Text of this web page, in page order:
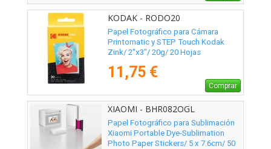
KODAK - RODO20
Papel Fotográfico para Cámara
Printomatic y STEP Touch Kodak
Zink/ 2"x3"/ 20g/ 20 Hojas
11,75 €
Comprar
XIAOMI - BHR082OGL
Papel Fotográfico para Sublimación
Xiaomi Portable Dye-Sublimation
Photo Paper Stickers/ 5 x 7.6cm/ 50